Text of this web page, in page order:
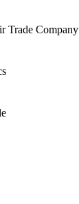
Trade Company